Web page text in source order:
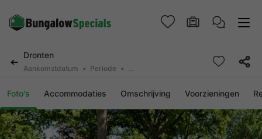
Dronten
Aankomstdatum Periode 2 personen, 0 huisdier
Foto's Accommodaties Omschrijving Voorzieningen